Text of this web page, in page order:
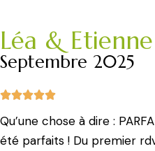
Léa & Etienne
Septembre 2025
Qu’une chose à dire :
été parfaits ! Du premier